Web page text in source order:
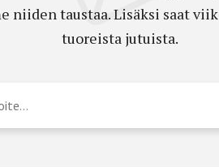
niiden taustaa. Lisäksi saat
tuoreista jutuista.